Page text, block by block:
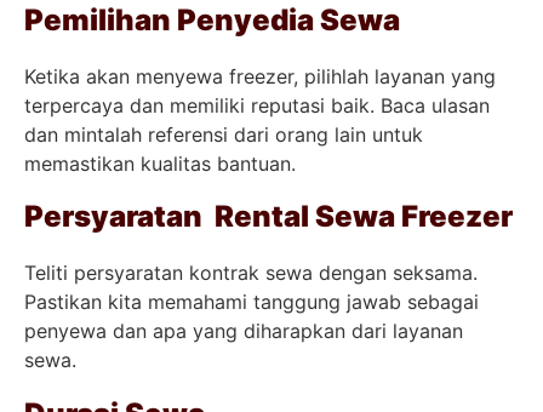
Pemilihan Penyedia Sewa
Ketika akan menyewa freezer, pilihlah layanan yang
terpercaya dan memiliki reputasi baik. Baca ulasan
dan mintalah referensi dari orang lain untuk
memastikan kualitas bantuan.
Persyaratan Rental Sewa Freezer
Teliti persyaratan kontrak sewa dengan seksama.
Pastikan kita memahami tanggung jawab sebagai
penyewa dan apa yang diharapkan dari layanan
sewa.